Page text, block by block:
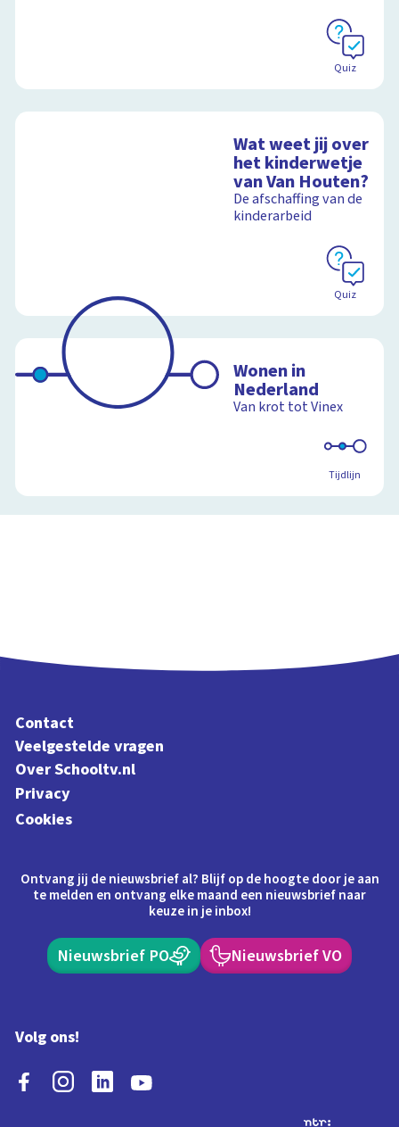
Quiz
Wat weet jij over
het kinderwetje
van Van Houten?
De afschaffing van de
kinderarbeid
Quiz
Wonen in
Nederland
Van krot tot Vinex
Tijdlijn
Contact
Veelgestelde vragen
Over Schooltv.nl
Privacy
Cookies
Ontvang jij de nieuwsbrief al? Blijf op de hoogte door je aan
te melden en ontvang elke maand een nieuwsbrief naar
keuze in je inbox!
Nieuwsbrief PO Nieuwsbrief VO
Volg ons!